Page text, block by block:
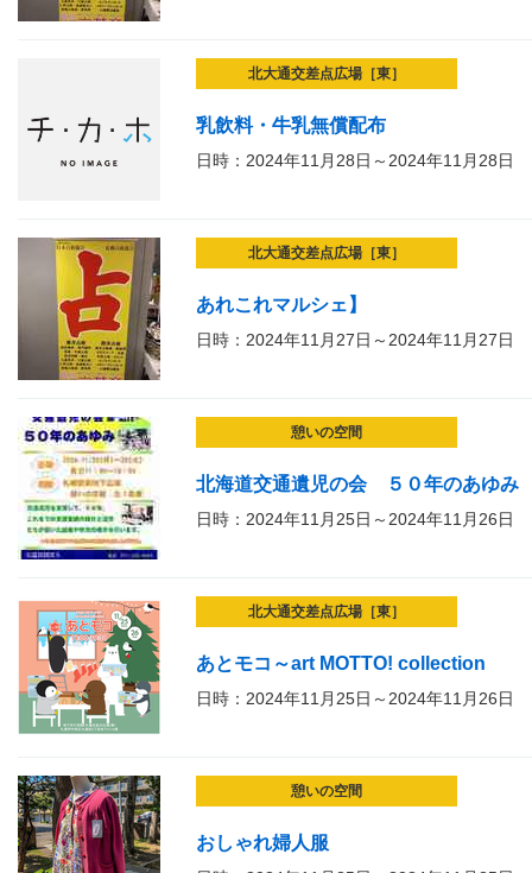
北大通交差点広場［東］
乳飲料・牛乳無償配布
日時：2024年11月28日～2024年11月28日
北大通交差点広場［東］
あれこれマルシェ】
日時：2024年11月27日～2024年11月27日
憩いの空間
北海道交通遺児の会 ５０年のあゆみ
日時：2024年11月25日～2024年11月26日
北大通交差点広場［東］
あとモコ～art MOTTO! collection
日時：2024年11月25日～2024年11月26日
憩いの空間
おしゃれ婦人服